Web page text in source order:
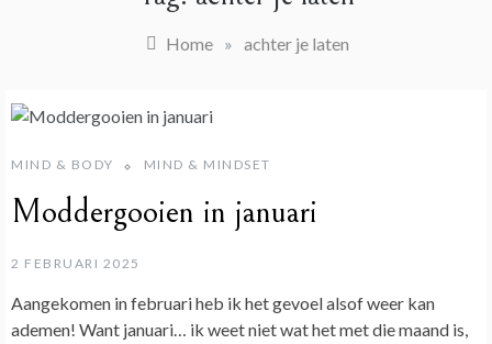
Home » achter je laten
MIND & BODY MIND & MINDSET
Moddergooien in januari
2 FEBRUARI 2025
Aangekomen in februari heb ik het gevoel alsof weer kan
ademen! Want januari… ik weet niet wat het met die maand is,